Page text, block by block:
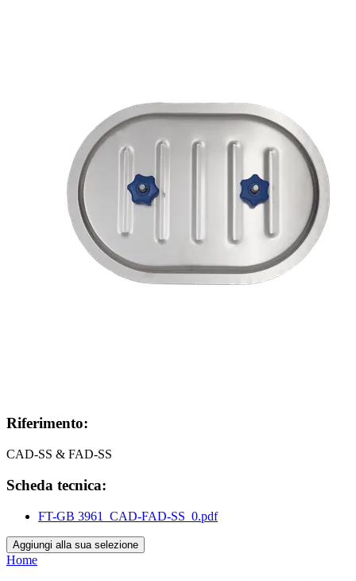
Riferimento:
CAD-SS & FAD-SS
Scheda tecnica:
FT-GB 3961_CAD-FAD-SS_0.pdf
Aggiungi alla sua selezione
Home